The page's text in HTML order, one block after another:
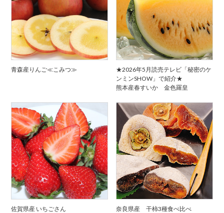
青森産りんご≪こみつ≫
★2026年5月読売テレビ「秘密のケ
ンミンSHOW」で紹介★
熊本産春すいか 金色羅皇
佐賀県産 いちごさん 奈良県産 干柿3種食べ比べ